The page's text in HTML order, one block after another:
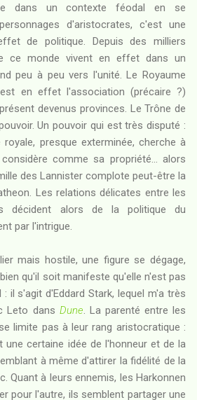
dans un contexte féodal en se
d'aristocrates, c'est une
de politique. Depuis des milliers
ce monde vivent en effet dans un
peu à peu vers l'unité. Le Royaume
en effet l'association (précaire ?)
devenus provinces. Le Trône de
Un pouvoir qui est très disputé :
presque exterminée, cherche à
comme sa propriété... alors
des Lannister complote peut-être la
Les relations délicates entre les
décident alors de la politique du
par l'intrigue.
mais hostile, une figure se dégage,
qu'il soit manifeste qu'elle n'est pas
il s'agit d'Eddard Stark, lequel m'a très
Leto dans Dune. La parenté entre les
limite pas à leur rang aristocratique :
une certaine idée de l'honneur et de la
à même d'attirer la fidélité de la
Quant à leurs ennemis, les Harkonnen
pour l'autre, ils semblent partager une